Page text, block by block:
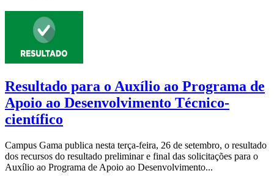
Resultado para o Auxílio ao Programa de
Apoio ao Desenvolvimento Técnico-
científico
Campus Gama publica nesta terça-feira, 26 de setembro, o resultado
dos recursos do resultado preliminar e final das solicitações para o
Auxílio ao Programa de Apoio ao Desenvolvimento...